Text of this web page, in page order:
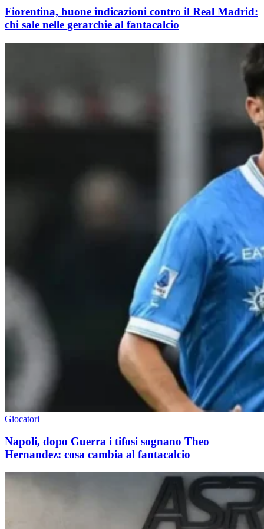
Fiorentina, buone indicazioni contro il Real Madrid:
chi sale nelle gerarchie al fantacalcio
Giocatori
Napoli, dopo Guerra i tifosi sognano Theo
Hernandez: cosa cambia al fantacalcio